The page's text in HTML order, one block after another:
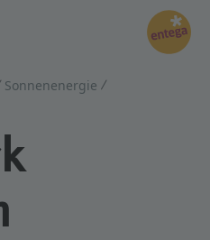
Sonnenenergie